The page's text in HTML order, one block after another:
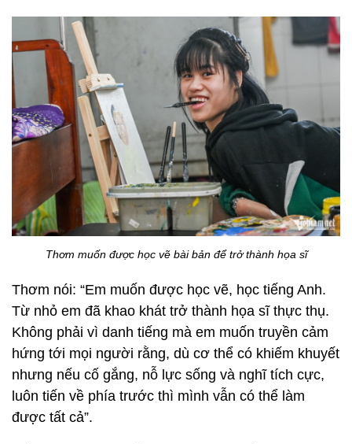
Thơm muốn được học vẽ bài bản để trở thành họa sĩ
Thơm nói: “Em muốn được học vẽ, học tiếng Anh.
Từ nhỏ em đã khao khát trở thành họa sĩ thực thụ.
Không phải vì danh tiếng mà em muốn truyền cảm
hứng tới mọi người rằng, dù cơ thể có khiếm khuyết
nhưng nếu cố gắng, nỗ lực sống và nghĩ tích cực,
luôn tiến về phía trước thì mình vẫn có thể làm
được tất cả”.